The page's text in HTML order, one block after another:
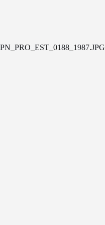
PN_PRO_EST_0188_1987.JPG